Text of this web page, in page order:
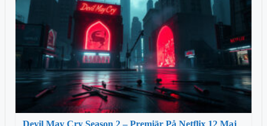
Devil May Cry Season 2 – Premiär På Netflix 12 Maj